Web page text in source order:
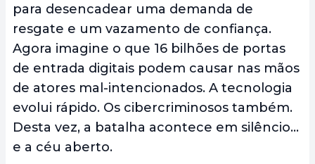
para desencadear uma demanda de
resgate e um vazamento de confiança.
Agora imagine o que 16 bilhões de portas
de entrada digitais podem causar nas mãos
de atores mal-intencionados. A tecnologia
evolui rápido. Os cibercriminosos também.
Desta vez, a batalha acontece em silêncio…
e a céu aberto.